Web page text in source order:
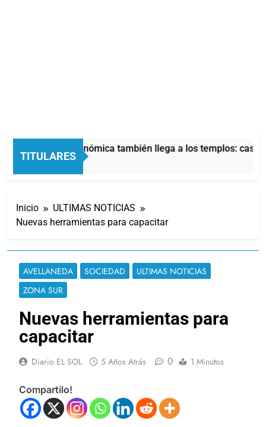
TITULARES
La crisis económica también llega a los templos: casi
5 Horas Atrás
Inicio
ULTIMAS NOTICIAS
Nuevas herramientas para capacitar
AVELLANEDA SOCIEDAD
ULTIMAS NOTICIAS
ZONA SUR
Nuevas herramientas para
capacitar
Diario EL SOL 5 Años Atrás 0 1 Minutos
Compartilo!